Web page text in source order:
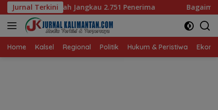
Langsung
ke
konten
Jurnal Terkini
2.751 Penerima Bagaimana KIP Hadapi Deepfake
Home Kalsel Regional Politik Hukum & Peristiwa